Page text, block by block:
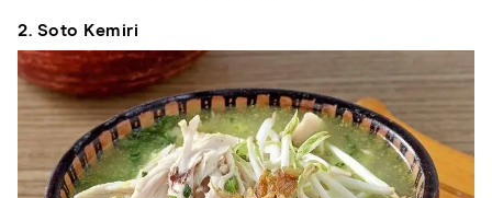
2. Soto Kemiri